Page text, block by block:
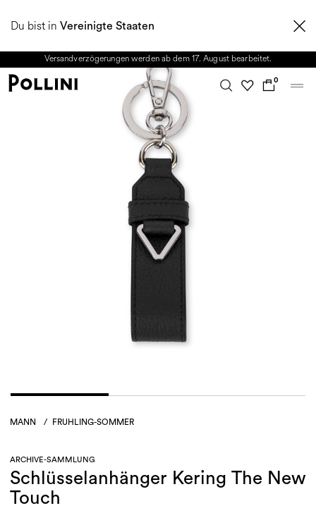
Du bist in Vereinigte Staaten
2026 KOLLEKTION. Vom 8. bis 16. August ist unser Kundenservice nicht
Versandverzögerungen werden ab dem 17. August bearbeitet.
0
MANN / FRUHLING-SOMMER
ARCHIVE-SAMMLUNG
Schlüsselanhänger Kering The New
Touch